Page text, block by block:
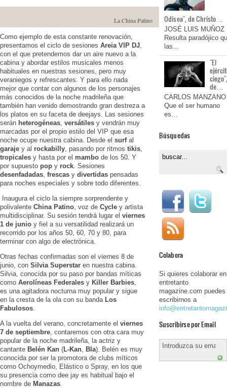
La China Patino
Como ejemplo de esta constante renovación,
presentamos el ciclo de sesiones Areia VIP DJ
con el que pretendemos dar un aire nuevo a la
cabina y abordar estilos musicales menos
habituales en nuestras sesiones, pero muy
veraniegos y refrescantes. Y para ello nada
mejor que contar con algunos de los personajes
más conocidos de la noche madrileña que
también han venido demostrando gran destreza a
los platos en su faceta de deejays. Las sesiones
serán heterogéneas versátiles y vendrán muy
marcadas por el propio estilo del VIP que esa
noche ocupe nuestra cabina. Desde el surf al
garaje y al rockabilly , pasando por ritmos tikis
tropicales y hasta por el mambo de los 50. Y
por supuesto pop y rock . Sesiones
desenfadadas frescas y divertidas pensadas
para noches especiales y sobre todo diferentes.
Inaugura el ciclo la siempre sorprendente y
polivalente China Patino , voz de Cycle y artista
multidisciplinar. Su sesión tendrá lugar el viernes
1 de junio y fiel a su versatilidad realizará un
recorrido por los años 50, 60, 70 y 80, para
terminar con algo de electrónica.
Otras fechas confirmadas son el viernes 8 de
junio, con Silvia Superstar en nuestra cabina.
Silvia, conocida por su paso por bandas míticas
como Aerolíneas Federales y Killer Barbies
es una agitadora nocturna muy popular y sigue
en la cresta de la ola con su banda Los
Fabulosos
A la vuelta del verano, concretamente el viernes
7 de septiembre , contaremos con otra cara muy
popular de la noche madrileña, la actriz y
cantante Belén Kan (L-Kan Bla). Belén es muy
conocida por ser la promotora de clubs míticos
como Ochoymedio, Elástico o Spray, en los que
su presencia como dee jay es habitual bajo el
nombre de Manazas
Odisea", de Christo…
JOSÉ LUIS MUÑOZ
Resulta paradójico
las…
"El
de…
CARLOS MANZANO
Que el ser humano
es…
Búsquedas
Colabora
Si quieres colaborar en
entretanto
magazine.com puedes
escribirnos a
Suscribirse por Email